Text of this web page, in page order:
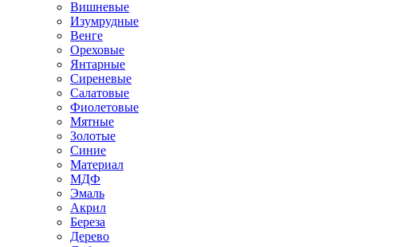
Вишневые
Изумрудные
Венге
Ореховые
Янтарные
Сиреневые
Салатовые
Фиолетовые
Мятные
Золотые
Синие
Материал
МДФ
Эмаль
Акрил
Береза
Дерево